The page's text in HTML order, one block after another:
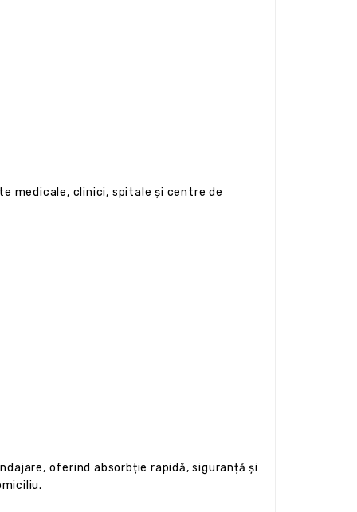
medicale, clinici, spitale și centre de
oferind absorbție rapidă, siguranță și